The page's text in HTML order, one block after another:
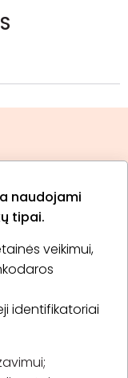
naudojami
tipai.
veikimui,
identifikatoriai